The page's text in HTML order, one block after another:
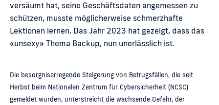
versäumt hat, seine Geschäftsdaten angemessen zu
schützen, musste möglicherweise schmerzhafte
Lektionen lernen. Das Jahr 2023 hat gezeigt, dass das
«unsexy» Thema Backup, nun unerlässlich ist.
Die besorgniserregende Steigerung von Betrugsfällen, die seit
Herbst beim Nationalen Zentrum für Cybersicherheit (NCSC)
gemeldet wurden, unterstreicht die wachsende Gefahr, der